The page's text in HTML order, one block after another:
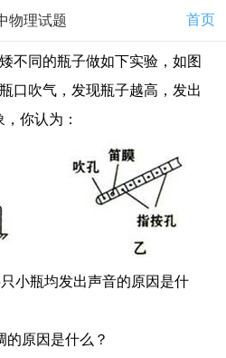
物理试题 首页
不同的瓶子做如下实验，如图
口吹气，发现瓶子越高，发出
你认为：
小瓶均发出声音的原因是什
的原因是什么？